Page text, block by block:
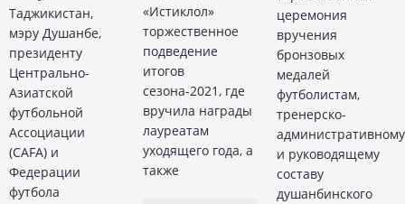
Таджикистан,
мэру Душанбе,
президенту
Центрально-
Азиатской
футбольной
Ассоциации
(CAFA) и
Федерации
футбола
«Истиклол»
торжественное
подведение
итогов
сезона-2021, где
вручила награды
лауреатам
уходящего года, а
также
церемония
вручения
бронзовых
медалей
футболистам,
тренерско-
административному
и руководящему
составу
душанбинского